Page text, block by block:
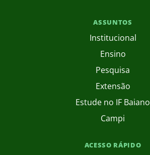
ASSUNTOS
Institucional
Ensino
Pesquisa
Extensão
Estude no IF Baiano
Campi
ACESSO RÁPIDO